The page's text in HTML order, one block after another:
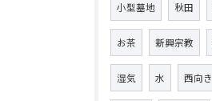
小型墓地 秋田
お茶 新興宗教
湿気 水 西向き